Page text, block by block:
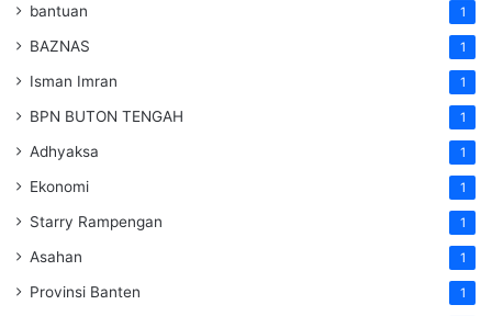
bantuan 1
BAZNAS 1
Isman Imran 1
BPN BUTON TENGAH 1
Adhyaksa 1
Ekonomi 1
Starry Rampengan 1
Asahan 1
Provinsi Banten 1